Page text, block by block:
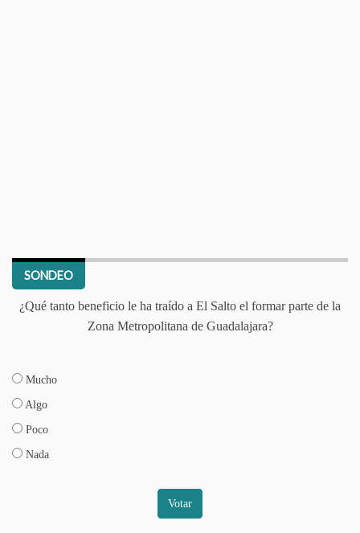
SONDEO
¿Qué tanto beneficio le ha traído a El Salto el formar parte de la
Zona Metropolitana de Guadalajara?
Mucho
Algo
Poco
Nada
Votar